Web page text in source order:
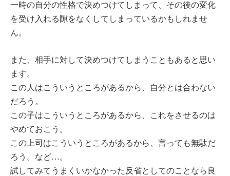
一時の自分の性格で決めつけてしまって、その後の変化
を受け入れる隙をなくしてしまっているかもしれませ
ん。
また、相手に対して決めつけてしまうこともあると思い
ます。
この人はこういうところがあるから、自分とは合わない
だろう。
この子はこういうところがあるから、これをさせるのは
やめておこう。
この上司はこういうところがあるから、言っても無駄だ
ろう。など…。
試してみてうまくいかなかった反省としてのことなら良